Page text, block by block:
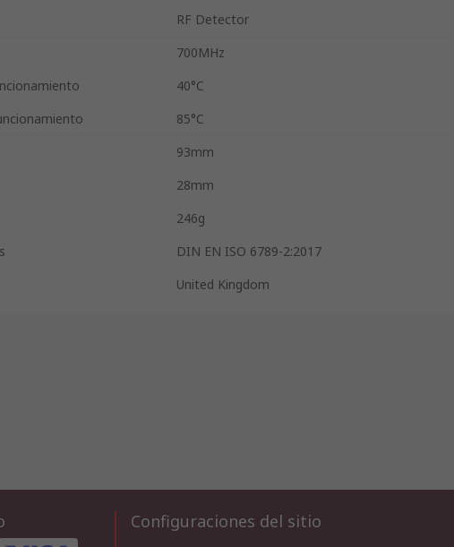
RF Detector
700MHz
40°C
85°C
93mm
28mm
246g
DIN EN ISO 6789-2:2017
United Kingdom
Configuraciones del sitio